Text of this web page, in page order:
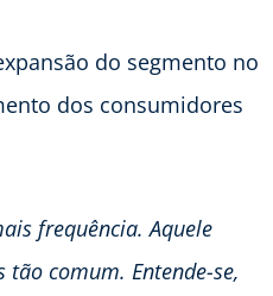
do segmento no
dos consumidores
frequência. Aquele
tão comum. Entende-se,